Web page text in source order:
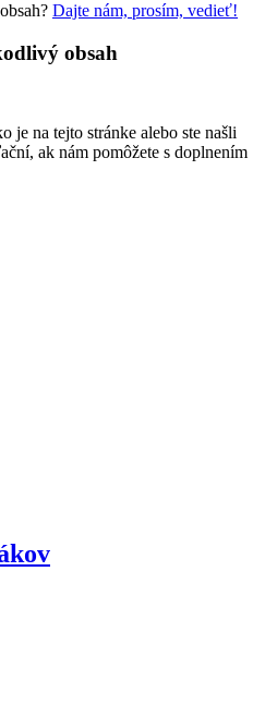
Dajte nám, prosím, vedieť!
obsah
je na tejto stránke alebo ste našli
ak nám pomôžete s doplnením